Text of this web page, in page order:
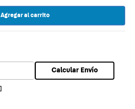
Agregar al carrito
Calcular Envío